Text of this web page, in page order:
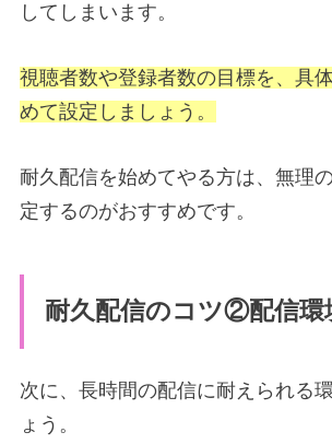
してしまいます。
視聴者数や登録者数の目標を、具
めて設定しましょう。
耐久配信を始めてやる方は、無理
定するのがおすすめです。
耐久配信のコツ②配信環
次に、長時間の配信に耐えられる
ょう。